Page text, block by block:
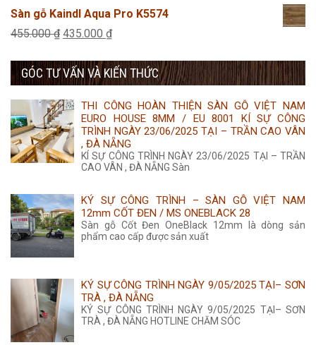
285.000 ₫.
gốc
là:
hiện
tại
285.000 ₫.
Sàn gỗ Kaindl Aqua Pro K5574
455.000₫ Giá
là:
435.000 ₫Giá
tại
435.000 ₫.
GÓC TƯ VẤN VÀ KIẾN THỨC
THI CÔNG HOÀN THIỆN SÀN GỖ VIỆT NAM
EURO HOUSE 8MM / EU 8001 KÍ SỰ CÔNG
TRÌNH NGÀY 23/06/2025 TẠI – TRẦN CAO VÂN
, ĐÀ NẴNG
KÍ SỰ CÔNG TRÌNH NGÀY 23/06/2025 TẠI – TRẦN
CAO VÂN , ĐÀ NẴNG Sàn
KÝ SỰ CÔNG TRÌNH – SÀN GỖ VIỆT NAM
12mm CỐT ĐEN / MS ONEBLACK 28
Sàn gỗ Cốt Đen OneBlack 12mm là dòng sản
phẩm cao cấp được sản xuất
KÝ SỰ CÔNG TRÌNH NGÀY 9/05/2025 TẠI– SƠN
TRÀ , ĐÀ NẴNG
KÝ SỰ CÔNG TRÌNH NGÀY 9/05/2025 TẠI– SƠN
TRÀ , ĐÀ NẴNG HOTLINE CHĂM SÓC